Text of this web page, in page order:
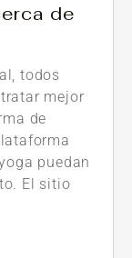
de
todos
mejor
de
puedan
El sitio